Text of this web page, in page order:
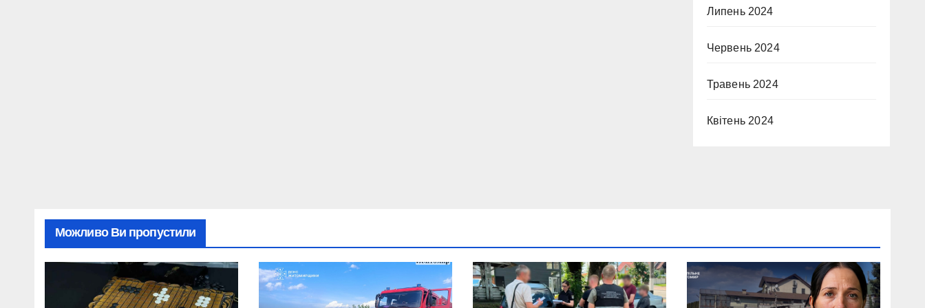
Липень 2024
Червень 2024
Травень 2024
Квітень 2024
Можливо Ви пропустили